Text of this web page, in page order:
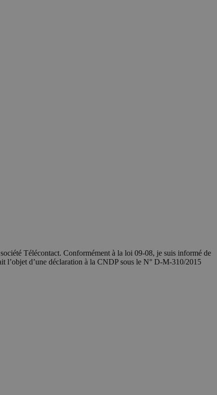
Télécontact. Conformément à la loi 09-08, je suis informé de
l’objet d’une déclaration à la CNDP sous le N° D-M-310/2015